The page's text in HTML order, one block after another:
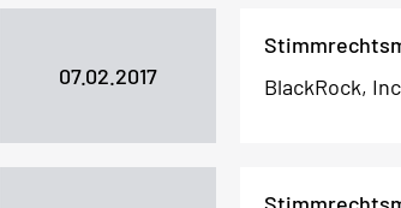
07.02.2017
BlackRock,